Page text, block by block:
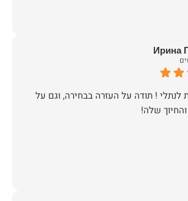
Ирина
לנתלי ! תודה על העזרה בבחירה, וגם על
שלה!